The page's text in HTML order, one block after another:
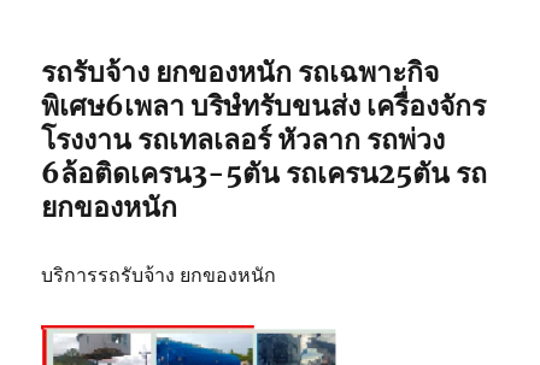
3-
5ตัน
รถรับจ้าง ยกของหนัก รถเฉพาะกิจ
พิเศษ6เพลา บริษํทรับขนส่ง เครื่องจักร
โรงงาน รถเทลเลอร์ หัวลาก รถพ่วง
6ล้อติดเครน3-5ตัน รถเครน25ตัน รถ
ยกของหนัก
บริการรถรับจ้าง ยกของหนัก